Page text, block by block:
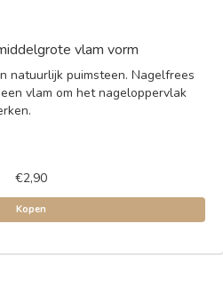
vlam vorm
natuurlijk puimsteen. Nagelfrees
vlam om het nageloppervlak
€2,90
Kopen